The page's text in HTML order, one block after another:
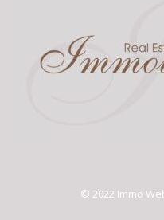
© 2022 Immo